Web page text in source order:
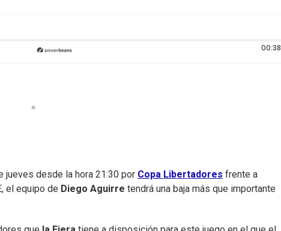
00:38
jueves desde la hora 21:30 por Copa Libertadores frente a
el equipo de Diego Aguirre tendrá una baja más que importante